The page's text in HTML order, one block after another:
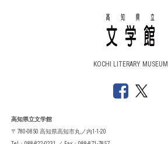
KOCHI LITERARY MUSEUM
高知県立文学館
〒780-0850 高知県高知市丸ノ内1-1-20